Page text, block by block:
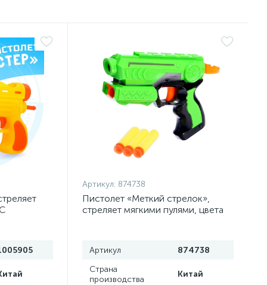
Артикул: 874738
Пистолет «Меткий стрелок»,
стреляет мягкими пулями, цвета
Артикул
874738
Страна
производства
Китай